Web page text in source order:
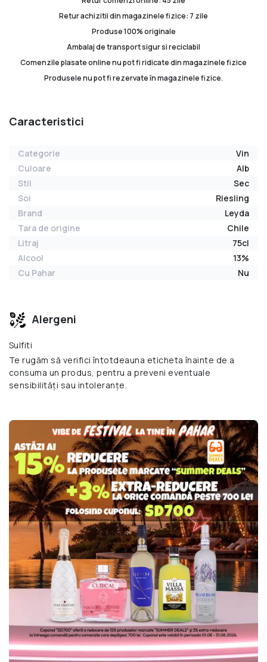
Retur achizitii din magazinele fizice: 7 zile
Produse 100% originale
Ambalaj de transport sigur si reciclabil
Comenzile plasate online nu pot fi ridicate din magazinele fizice
Produsele nu pot fi rezervate în magazinele fizice.
Caracteristici
Categorie
Vin
Culoare
Alb
Stil
Sec
Soi
Riesling
Brand
Leyda
Tara de origine
Chile
Litraj
75cl
Alcool
13%
Cu Pahar
Nu
Alergeni
Sulfiti
Te rugăm să verifici întotdeauna eticheta înainte de a
consuma un produs, pentru a preveni eventuale
sensibilități sau intoleranțe.